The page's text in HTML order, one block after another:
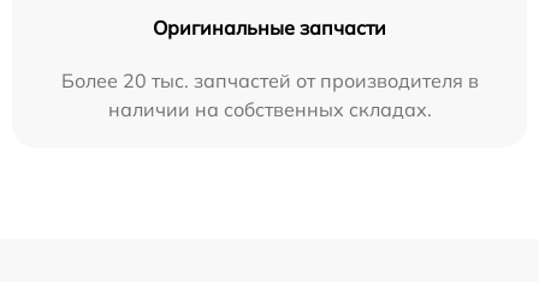
Оригинальные запчасти
Более 20 тыс. запчастей от производителя в
наличии на собственных складах.